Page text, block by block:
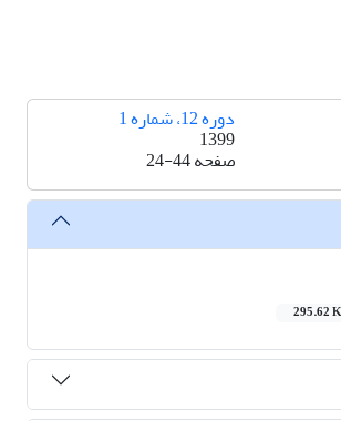
دوره 12، شماره 1
1399
صفحه24-44
295.62 K